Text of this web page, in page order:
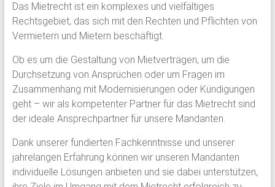
Das Mietrecht ist ein komplexes und vielfältiges
Rechtsgebiet, das sich mit den Rechten und Pflichten von
Vermietern und Mietern beschäftigt.
Ob es um die Gestaltung von Mietverträgen, um die
Durchsetzung von Ansprüchen oder um Fragen im
Zusammenhang mit Modernisierungen oder Kündigungen
geht – wir als kompetenter Partner für das Mietrecht sind
der ideale Ansprechpartner für unsere Mandanten.
Dank unserer fundierten Fachkenntnisse und unserer
jahrelangen Erfahrung können wir unseren Mandanten
individuelle Lösungen anbieten und sie dabei unterstützen,